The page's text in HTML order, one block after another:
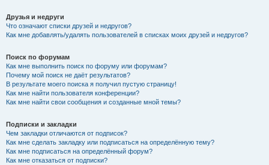
Друзья и недруги
Что означают списки друзей и недругов?
Как мне добавлять/удалять пользователей в списках моих друзей и недругов?
Поиск по форумам
Как мне выполнить поиск по форуму или форумам?
Почему мой поиск не даёт результатов?
В результате моего поиска я получил пустую страницу!
Как мне найти пользователя конференции?
Как мне найти свои сообщения и созданные мной темы?
Подписки и закладки
Чем закладки отличаются от подписок?
Как мне сделать закладку или подписаться на определённую тему?
Как мне подписаться на определённый форум?
Как мне отказаться от подписки?